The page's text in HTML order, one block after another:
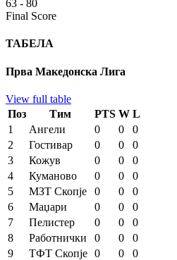
63 - 80
Final Score
ТАБЕЛА
Прва Македонска Лига
View full table
Поз
Тим PTS W L
1
Ангели 0 0
0
2
Гостивар 0 0
0
3
Кожув 0 0
0
4
Куманово 0 0
0
5
МЗТ Скопје 0 0
0
6
Маџари 0 0
0
7
Пелистер 0 0
0
8
Работнички 0 0
0
9
ТФТ Скопје 0 0
0